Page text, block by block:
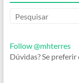
Follow @mhterres
Dúvidas? Se preferir